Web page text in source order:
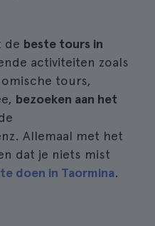
de beste tours in
activiteiten zoals
tours,
bezoeken aan het
Allemaal met het
dat je niets mist
doen in Taormina.